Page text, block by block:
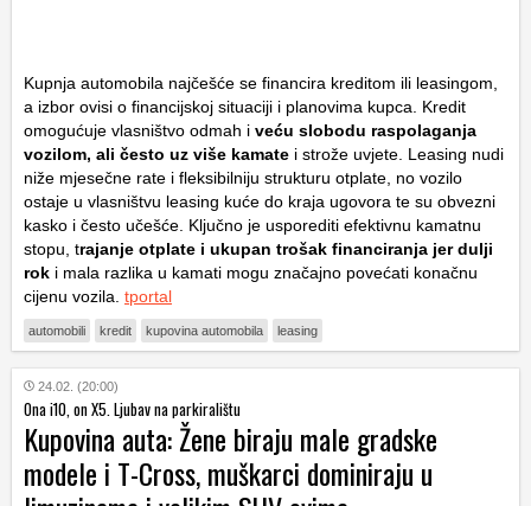
Kupnja automobila najčešće se financira kreditom ili leasingom,
a izbor ovisi o financijskoj situaciji i planovima kupca. Kredit
omogućuje vlasništvo odmah i veću slobodu raspolaganja
vozilom, ali često uz više kamate i strože uvjete. Leasing nudi
niže mjesečne rate i fleksibilniju strukturu otplate, no vozilo
ostaje u vlasništvu leasing kuće do kraja ugovora te su obvezni
kasko i često učešće. Ključno je usporediti efektivnu kamatnu
stopu, trajanje otplate i ukupan trošak financiranja jer dulji
rok i mala razlika u kamati mogu značajno povećati konačnu
cijenu vozila. tportal
automobili kredit kupovina automobila leasing
24.02. (20:00)
Ona i10, on X5. Ljubav na parkiralištu
Kupovina auta: Žene biraju male gradske
modele i T-Cross, muškarci dominiraju u